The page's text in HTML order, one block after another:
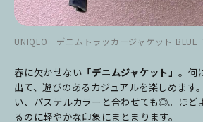
UNIQLO デニムトラッカージャケット BLUE
春に欠かせない 「デニムジャケット」 。何
出て、遊びのあるカジュアルを楽しめます
い、パステルカラーと合わせても◎。ほど
るのに軽やかな印象にまとまります。